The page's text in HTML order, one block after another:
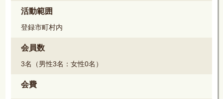
活動範囲
登録市町村内
会員数
3名（男性3名：女性0名）
会費